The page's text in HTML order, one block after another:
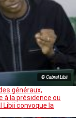
© Cabral Libii
généraux,
à la présidence ou
convoque la